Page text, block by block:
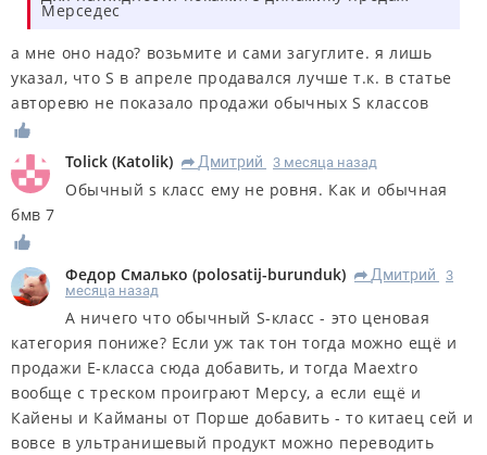
Мерседес
а мне оно надо? возьмите и сами загуглите. я лишь
указал, что S в апреле продавался лучше т.к. в статье
авторевю не показало продажи обычных S классов
Tolick (Katolik) R Дмитрий 3 месяца назад
Обычный s класс ему не ровня. Как и обычная
бмв 7
Федор Смалько (polosatij-burunduk) R Дмитрий
3
месяца назад
А ничего что обычный S-класс - это ценовая
категория пониже? Если уж так тон тогда можно ещё и
продажи Е-класса сюда добавить, и тогда Maextro
вообще с треском проиграют Мерсу, а если ещё и
Кайены и Кайманы от Порше добавить - то китаец сей и
вовсе в ультранишевый продукт можно переводить